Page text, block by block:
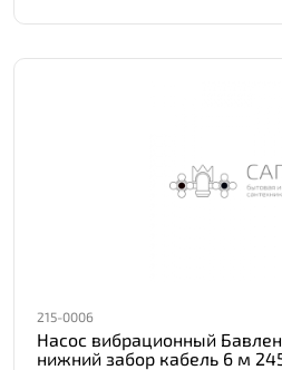
215-0006
Насос вибрационный
нижний забор кабель 6 м